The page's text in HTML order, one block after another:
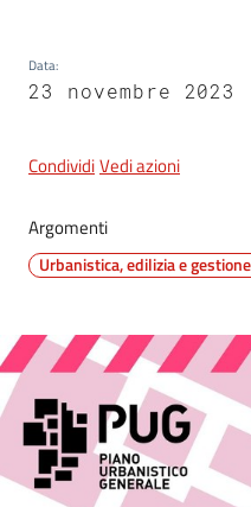
on-
line
gli
argomenti
Data:
23 novembre 2023
CondividiVedi azioni
Argomenti
Urbanistica, edilizia e